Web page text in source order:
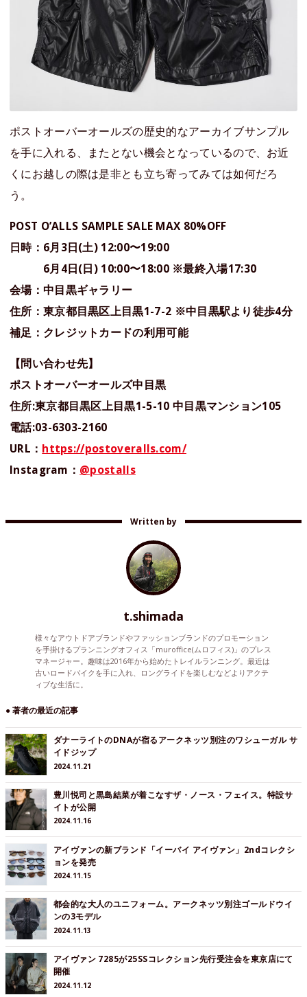
ポストオーバーオールズの歴史的なアーカイブサンプル
を手に入れる、またとない機会となっているので、お近
くにお越しの際は是非とも立ち寄ってみては如何だろ
う。
POST O’ALLS SAMPLE SALE MAX 80%OFF
日時：6月3日(土) 12:00〜19:00
6月4日(日) 10:00〜18:00 ※最終入場17:30
会場：中目黒ギャラリー
住所：東京都目黒区上目黒1-7-2 ※中目黒駅より徒歩4分
補足：クレジットカードの利用可能
【問い合わせ先】
ポストオーバーオールズ中目黒
住所:東京都目黒区上目黒1-5-10 中目黒マンション105
電話:03-6303-2160
URL： https://postoveralls.com/
Instagram： @postalls
Written by
t.shimada
様々なアウトドアブランドやファッションブランドのプロモーション
を手掛けるプランニングオフィス「muroffice(ムロフィス)」のプレス
マネージャー。趣味は2016年から始めたトレイルランニング。最近は
古いロードバイクを手に入れ、ロングライドを楽しむなどよりアクテ
ィブな生活に。
● 著者の最近の記事
ダナーライトのDNAが宿るアークネッツ別注のワシューガル サ
イドジップ
2024.11.21
豊川悦司と黒島結菜が着こなすザ・ノース・フェイス。特設サ
イトが公開
2024.11.16
アイヴァンの新ブランド「イーバイ アイヴァン」2ndコレクシ
ョンを発売
2024.11.15
都会的な大人のユニフォーム。アークネッツ別注ゴールドウイ
ンの3モデル
2024.11.13
アイヴァン 7285が25SSコレクション先行受注会を東京店にて
開催
2024.11.12